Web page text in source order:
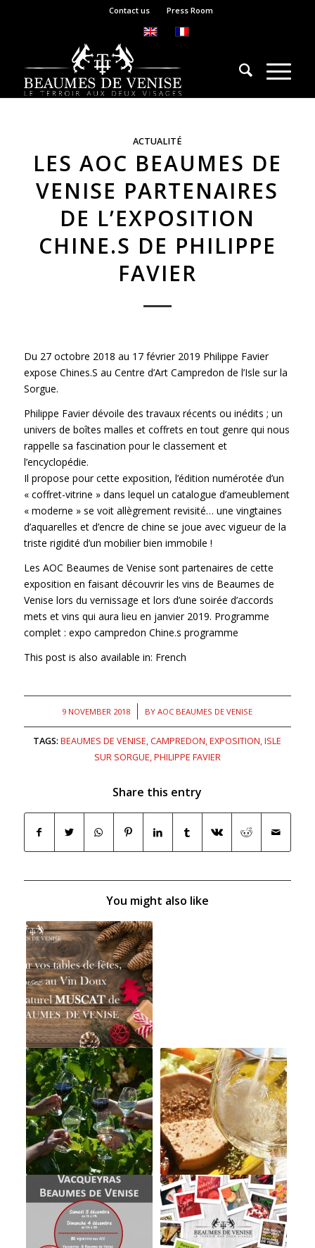
Contact us Press Room
ACTUALITÉ
LES AOC BEAUMES DE
VENISE PARTENAIRES
DE L’EXPOSITION
CHINE.S DE PHILIPPE
FAVIER
Du 27 octobre 2018 au 17 février 2019 Philippe Favier
expose Chines.S au Centre d’Art Campredon de l’Isle sur la
Sorgue.
Philippe Favier dévoile des travaux récents ou inédits ; un
univers de boîtes malles et coffrets en tout genre qui nous
rappelle sa fascination pour le classement et
l’encyclopédie.
Il propose pour cette exposition, l’édition numérotée d’un
« coffret-vitrine » dans lequel un catalogue d’ameublement
« moderne » se voit allègrement revisité… une vingtaines
d’aquarelles et d’encre de chine se joue avec vigueur de la
triste rigidité d’un mobilier bien immobile !
Les AOC Beaumes de Venise sont partenaires de cette
exposition en faisant découvrir les vins de Beaumes de
Venise lors du vernissage et lors d’une soirée d’accords
mets et vins qui aura lieu en janvier 2019. Programme
complet : expo campredon Chine.s programme
This post is also available in: French
9 NOVEMBER 2018
/ BYAOC BEAUMES DE VENISE
TAGS: BEAUMES DE VENISE,CAMPREDON,EXPOSITION,ISLE
SUR SORGUE,PHILIPPE FAVIER
Share this entry
You might also like